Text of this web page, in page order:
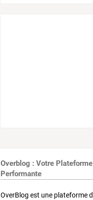
Overblog : Votre
Performante
OverBlog est une plateforme